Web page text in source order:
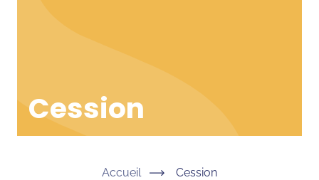
Cession
Accueil Cession